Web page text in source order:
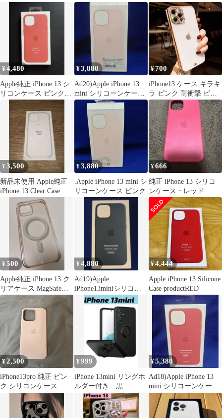
ミッドナイト
¥4,480
Apple純正 iPhone 13 シ
リコンケース ピンクポ
メロ 新品
¥3,880
Ad20)Apple iPhone 13
mini シリコーンケース
ピンク
¥700
iPhone13 ケース キラキ
ラ ピンク 耐衝撃 ビジ
ュー クリアケース
¥3,500
新品未使用 Apple純正
iPhone 13 Clear Case
¥3,880
.Apple iPhone 13 mini シ
リコーンケース ピンク
¥666
純正 iPhone 13 シリコ
ンケース・レッド
¥500
Apple純正 iPhone 13 ク
リアケース MagSafe対
応 割れあり
¥4,880
Ad19)Apple
iPhone13miniシリコー
ンケース Blue
¥4,444
Apple iPhone 13 Silicone
Case productRED
¥2,500
iPhone13pro 純正 ピン
ク シリコンケース
¥999
iPhone 13mini リングホ
ルダー付き 黒
iPhoneケース
¥5,380
Ad18)Apple iPhone 13
mini シリコーンケース
RED